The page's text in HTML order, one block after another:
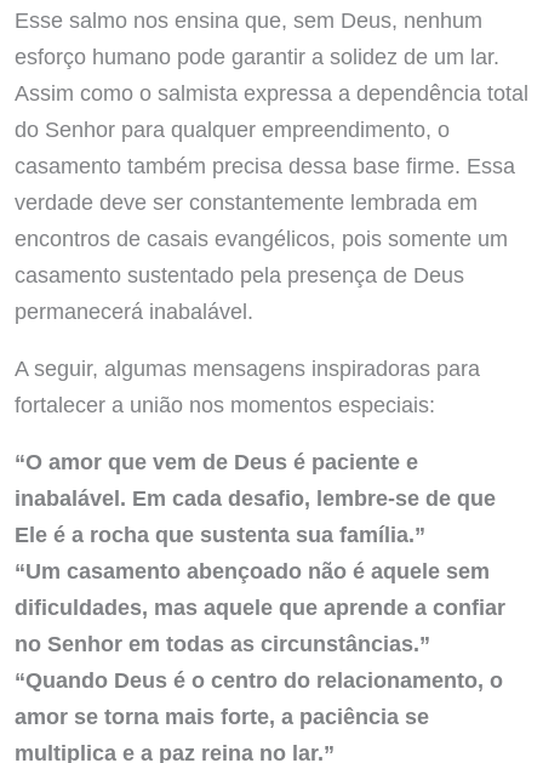
Esse salmo nos ensina que, sem Deus, nenhum
esforço humano pode garantir a solidez de um lar.
Assim como o salmista expressa a dependência total
do Senhor para qualquer empreendimento, o
casamento também precisa dessa base firme. Essa
verdade deve ser constantemente lembrada em
encontros de casais evangélicos, pois somente um
casamento sustentado pela presença de Deus
permanecerá inabalável.
A seguir, algumas mensagens inspiradoras para
fortalecer a união nos momentos especiais:
“O amor que vem de Deus é paciente e
inabalável. Em cada desafio, lembre-se de que
Ele é a rocha que sustenta sua família.”
“Um casamento abençoado não é aquele sem
dificuldades, mas aquele que aprende a confiar
no Senhor em todas as circunstâncias.”
“Quando Deus é o centro do relacionamento, o
amor se torna mais forte, a paciência se
multiplica e a paz reina no lar.”